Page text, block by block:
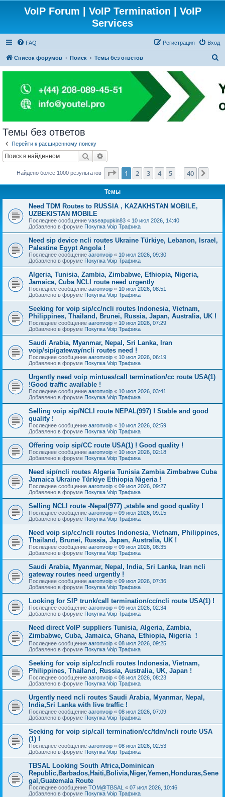
VoIP Forum | VoIP Termination | VoIP
Services
FAQ Вход
Регистрация
Список форумов Поиск Темы без ответов
с
к
Темы без ответов
Перейти к расширенному поиску
Поиск
Найдено более 1000 результатов Страница из 40
1 2 3 4 5 40
Темы
Need TDM Routes to RUSSIA , KAZAKHSTAN MOBILE,
UZBEKISTAN MOBILE
Последнее сообщение vaseapupkin83 « 10 июл 2026, 14:40
Добавлено в форуме Покупка Voip Трафика
Need sip device ncli routes Ukraine Türkiye, Lebanon, Israel,
Palestine Egypt Angola !
Последнее сообщение aaronvoip « 10 июл 2026, 09:30
Добавлено в форуме Покупка Voip Трафика
Algeria, Tunisia, Zambia, Zimbabwe, Ethiopia, Nigeria,
Jamaica, Cuba NCLI route need urgently
Последнее сообщение aaronvoip « 10 июл 2026, 08:51
Добавлено в форуме Покупка Voip Трафика
Seeking for voip sip/cc/ncli routes Indonesia, Vietnam,
Philippines, Thailand, Brunei, Russia, Japan, Australia, UK !
Последнее сообщение aaronvoip « 10 июл 2026, 07:29
Добавлено в форуме Покупка Voip Трафика
Saudi Arabia, Myanmar, Nepal, Sri Lanka, Iran
voip/sip/gateway/ncli routes need !
Последнее сообщение aaronvoip « 10 июл 2026, 06:19
Добавлено в форуме Покупка Voip Трафика
Urgently need voip mintues/call termination/cc route USA(1)
!Good traffic available !
Последнее сообщение aaronvoip « 10 июл 2026, 03:41
Добавлено в форуме Покупка Voip Трафика
Selling voip sip/NCLI route NEPAL(997) ! Stable and good
quality !
Последнее сообщение aaronvoip « 10 июл 2026, 02:59
Добавлено в форуме Покупка Voip Трафика
Offering voip sip/CC route USA(1) ! Good quality !
Последнее сообщение aaronvoip « 10 июл 2026, 02:18
Добавлено в форуме Покупка Voip Трафика
Need sip/ncli routes Algeria Tunisia Zambia Zimbabwe Cuba
Jamaica Ukraine Türkiye Ethiopia Nigeria !
Последнее сообщение aaronvoip « 09 июл 2026, 09:27
Добавлено в форуме Покупка Voip Трафика
Selling NCLI route -Nepal(977) ,stable and good quality !
Последнее сообщение aaronvoip « 09 июл 2026, 09:15
Добавлено в форуме Покупка Voip Трафика
Need voip sip/cc/ncli routes Indonesia, Vietnam, Philippines,
Thailand, Brunei, Russia, Japan, Australia, UK !
Последнее сообщение aaronvoip « 09 июл 2026, 08:35
Добавлено в форуме Покупка Voip Трафика
Saudi Arabia, Myanmar, Nepal, India, Sri Lanka, Iran ncli
gateway routes need urgently !
Последнее сообщение aaronvoip « 09 июл 2026, 07:36
Добавлено в форуме Покупка Voip Трафика
Looking for SIP trunk/call termination/cc/ncli route USA(1) !
Последнее сообщение aaronvoip « 09 июл 2026, 02:34
Добавлено в форуме Покупка Voip Трафика
Need direct VoIP suppliers Tunisia, Algeria, Zambia,
Zimbabwe, Cuba, Jamaica, Ghana, Ethiopia, Nigeria ！
Последнее сообщение aaronvoip « 08 июл 2026, 09:25
Добавлено в форуме Покупка Voip Трафика
Seeking for voip sip/cc/ncli routes Indonesia, Vietnam,
Philippines, Thailand, Russia, Australia, UK, Japan !
Последнее сообщение aaronvoip « 08 июл 2026, 08:23
Добавлено в форуме Покупка Voip Трафика
Urgently need ncli routes Saudi Arabia, Myanmar, Nepal,
India,Sri Lanka with live traffic !
Последнее сообщение aaronvoip « 08 июл 2026, 07:09
Добавлено в форуме Покупка Voip Трафика
Seeking for voip sip/call termination/cc/tdm/ncli route USA
(1) !
Последнее сообщение aaronvoip « 08 июл 2026, 02:53
Добавлено в форуме Покупка Voip Трафика
TBSAL Looking South Africa,Dominican
Republic,Barbados,Haiti,Bolivia,Niger,Yemen,Honduras,Sene
gal,Guatemala Route
Последнее сообщение TOM@TBSAL « 07 июл 2026, 10:46
Добавлено в форуме Покупка Voip Трафика